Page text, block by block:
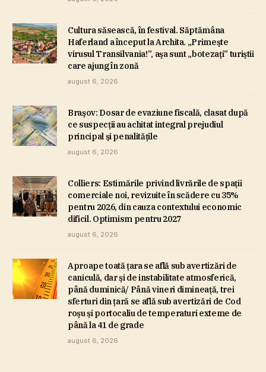
Cultura săsească, în festival. Săptămâna
Haferland a început la Archita. „Primeşte
virusul Transilvania!”, aşa sunt „botezaţi” turiştii
care ajung în zonă
august 6, 2026
Braşov: Dosar de evaziune fiscală, clasat după
ce suspecţii au achitat integral prejudiul
principal şi penalităţile
august 6, 2026
Colliers: Estimările privind livrările de spaţii
comerciale noi, revizuite în scădere cu 35%
pentru 2026, din cauza contextului economic
dificil. Optimism pentru 2027
august 6, 2026
Aproape toată ţara se află sub avertizări de
caniculă, dar şi de instabilitate atmosferică,
până duminică/ Până vineri dimineaţă, trei
sferturi din ţară se află sub avertizări de Cod
roşu şi portocaliu de temperaturi exteme de
până la 41 de grade
august 6, 2026